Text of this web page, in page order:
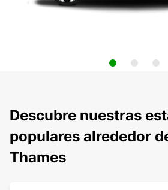
Descubre nuestras
populares alrededor
Thames